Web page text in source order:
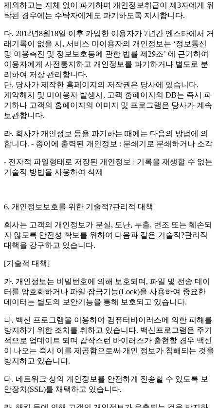
제외하고는 지체 없이 파기하며 개인정보취급이 제3자에게 위
탁된 경우에는 수탁자에게도 파기하도록 지시합니다.
다. 2012년8월18일 이후 가입한 이용자가 7년간 엔스타에서 거
래기록이 없을 시, 서비스 미이용자의 개인정보는 ‘정보통신
망 이용촉진 및 정보보호등에 관한 법률 제29조’ 에 근거하여
이용자에게 사전통지하고 개인정보를 파기하거나 별도로 분
리하여 저장 관리합니다.
단, 당사가 제작한 홈페이지의 저작권은 당사에 있습니다.
계약해지 및 미이용자 발생시, 고객 홈페이지의 DB는 즉시 파
기하나 고객의 홈페이지의 이미지 및 프로그램은 당사가 계속
보관합니다.
라. 회사가 개인정보 등을 파기하는 때에는 다음의 방법에 의
합니다. - 종이에 출력된 개인정보 : 분쇄기로 분쇄하거나 소각
- 전자적 파일형태로 저장된 개인정보 : 기록을 재생할 수 없는
기술적 방법을 사용하여 삭제
6. 개인정보보호를 위한 기술적?관리적 대책
회사는 고객의 개인정보가 분실, 도난, 누출, 변조 또는 훼손되
지 않도록 안전성 확보를 위하여 다음과 같은 기술적?관리적
대책을 강구하고 있습니다.
[기술적 대책]
가. 개인정보는 비밀번호에 의해 보호되며, 파일 및 전송 데이
터를 암호화하거나 파일 잠금기능(Lock)을 사용하여 중요한
데이터는 별도의 보안기능을 통해 보호되고 있습니다.
나. 백신 프로그램을 이용하여 컴퓨터바이러스에 의한 피해를
방지하기 위한 조치를 취하고 있습니다. 백신프로그램은 주기
적으로 업데이트 되며 갑작스런 바이러스가 출현할 경우 백신
이 나오는 즉시 이를 제공함으로써 개인 정보가 침해되는 것을
방지하고 있습니다.
다. 네트워크 상의 개인정보를 안전하게 전송할 수 있도록 보
안장치(SSL)를 채택하고 있습니다.